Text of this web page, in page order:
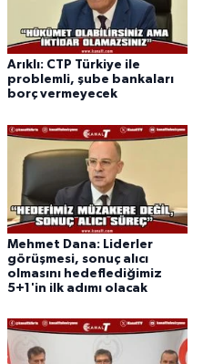
Arıklı: CTP Türkiye ile
problemli, şube bankaları
borç vermeyecek
Mehmet Dana: Liderler
görüşmesi, sonuç alıcı
olmasını hedeflediğimiz
5+1'in ilk adımı olacak